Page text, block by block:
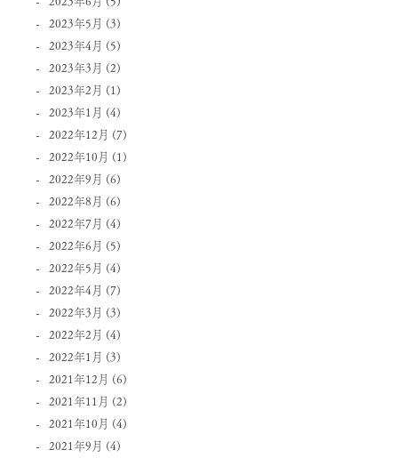
2023年5月 (3)
2023年4月 (5)
2023年3月 (2)
2023年2月 (1)
2023年1月 (4)
2022年12月 (7)
2022年10月 (1)
2022年9月 (6)
2022年8月 (6)
2022年7月 (4)
2022年6月 (5)
2022年5月 (4)
2022年4月 (7)
2022年3月 (3)
2022年2月 (4)
2022年1月 (3)
2021年12月 (6)
2021年11月 (2)
2021年10月 (4)
2021年9月 (4)